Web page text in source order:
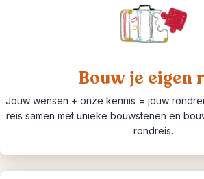
Bouw je eigen
Jouw wensen + onze kennis = jouw
reis samen met unieke bouwstenen en
rondreis.